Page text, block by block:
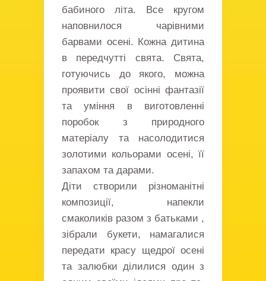
бабиного літа. Все кругом
наповнилося чарівними
барвами осені. Кожна дитина
в передчутті свята. Свята,
готуючись до якого, можна
проявити свої осінні фантазії
та уміння в виготовленні
поробок з природного
матеріалу та насолодитися
золотими кольорами осені, її
запахом та дарами.
Діти створили різноманітні
композиції, напекли
смаколиків разом з батьками ,
зібрали букети, намагалися
передати красу щедрої осені
та залюбки ділилися один з